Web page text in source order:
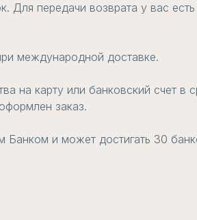
Для передачи возврата у вас
международной доставке.
на карту или банковский счет в
заказ.
и может достигать 30